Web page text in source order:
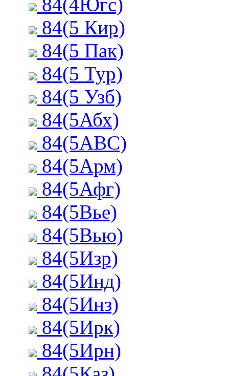
84(4Югс)
84(5 Кир)
84(5 Пак)
84(5 Тур)
84(5 Узб)
84(5Абх)
84(5АВС)
84(5Арм)
84(5Афг)
84(5Вье)
84(5Вью)
84(5Изр)
84(5Инд)
84(5Инз)
84(5Ирк)
84(5Ирн)